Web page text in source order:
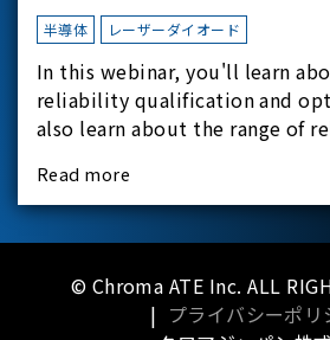
半導体 レーザーダイオード
In this webinar, you'll learn
reliability qualification and
also learn about the range of
reliability-test-as-a-service
Read more
© Chroma ATE Inc. ALL
| プライバシーポリ